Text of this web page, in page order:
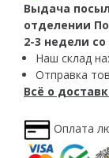
Выдача
отделении
2-3 недели
Наш склад
Отправка
Всё о
Оплата